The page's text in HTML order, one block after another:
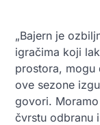
„Bajern je
igračima koji
prostora, mogu
ove sezone
govori.
čvrstu odbranu